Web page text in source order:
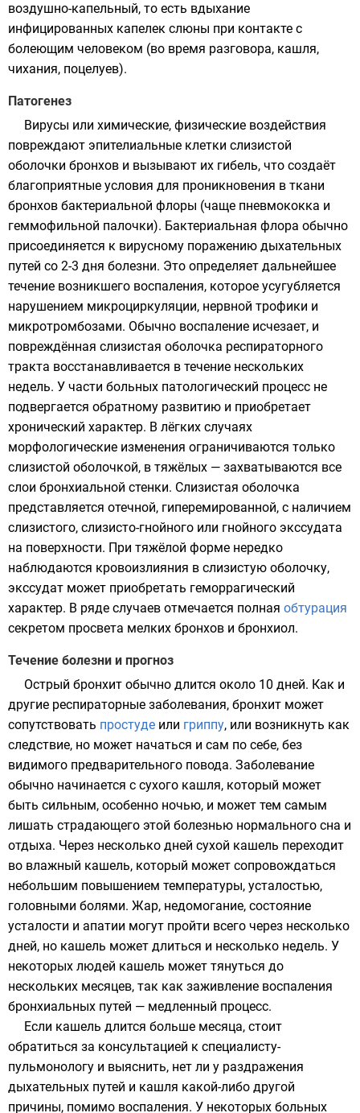
воздушно-капельный, то есть вдыхание
инфицированных капелек слюны при контакте с
болеющим человеком (во время разговора, кашля,
чихания, поцелуев).
Патогенез
Вирусы или химические, физические воздействия
повреждают эпителиальные клетки слизистой
оболочки бронхов и вызывают их гибель, что создаёт
благоприятные условия для проникновения в ткани
бронхов бактериальной флоры (чаще пневмококка и
геммофильной палочки). Бактериальная флора обычно
присоединяется к вирусному поражению дыхательных
путей со 2-3 дня болезни. Это определяет дальнейшее
течение возникшего воспаления, которое усугубляется
нарушением микроциркуляции, нервной трофики и
микротромбозами. Обычно воспаление исчезает, и
повреждённая слизистая оболочка респираторного
тракта восстанавливается в течение нескольких
недель. У части больных патологический процесс не
подвергается обратному развитию и приобретает
хронический характер. В лёгких случаях
морфологические изменения ограничиваются только
слизистой оболочкой, в тяжёлых — захватываются все
слои бронхиальной стенки. Слизистая оболочка
представляется отечной, гиперемированной, с наличием
слизистого, слизисто-гнойного или гнойного экссудата
на поверхности. При тяжёлой форме нередко
наблюдаются кровоизлияния в слизистую оболочку,
экссудат может приобретать геморрагический
характер. В ряде случаев отмечается полная обтурация
секретом просвета мелких бронхов и бронхиол.
Течение болезни и прогноз
Острый бронхит обычно длится около 10 дней. Как и
другие респираторные заболевания, бронхит может
сопутствовать простуде или гриппу, или возникнуть как
следствие, но может начаться и сам по себе, без
видимого предварительного повода. Заболевание
обычно начинается с сухого кашля, который может
быть сильным, особенно ночью, и может тем самым
лишать страдающего этой болезнью нормального сна и
отдыха. Через несколько дней сухой кашель переходит
во влажный кашель, который может сопровождаться
небольшим повышением температуры, усталостью,
головными болями. Жар, недомогание, состояние
усталости и апатии могут пройти всего через несколько
дней, но кашель может длиться и несколько недель. У
некоторых людей кашель может тянуться до
нескольких месяцев, так как заживление воспаления
бронхиальных путей — медленный процесс.
Если кашель длится больше месяца, стоит
обратиться за консультацией к специалисту-
пульмонологу и выяснить, нет ли у раздражения
дыхательных путей и кашля какой-либо другой
причины, помимо воспаления. У некоторых больных